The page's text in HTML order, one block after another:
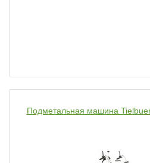
Подметальная машина